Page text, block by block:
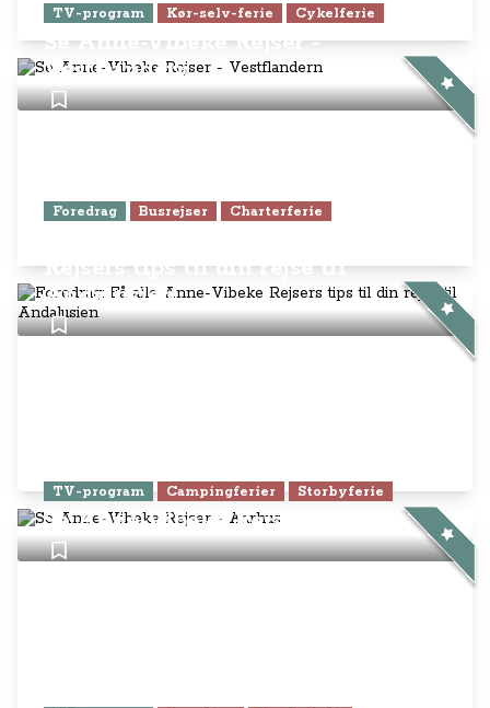
TV-program Kør-selv-ferie Cykelferie
Se Anne-Vibeke Rejser -
Vestflandern
Foredrag Busrejser Charterferie
Rejsers tips til din rejse til
Andalusien
TV-program Campingferier Storbyferie
Se Anne-Vibeke Rejser - Aarhus